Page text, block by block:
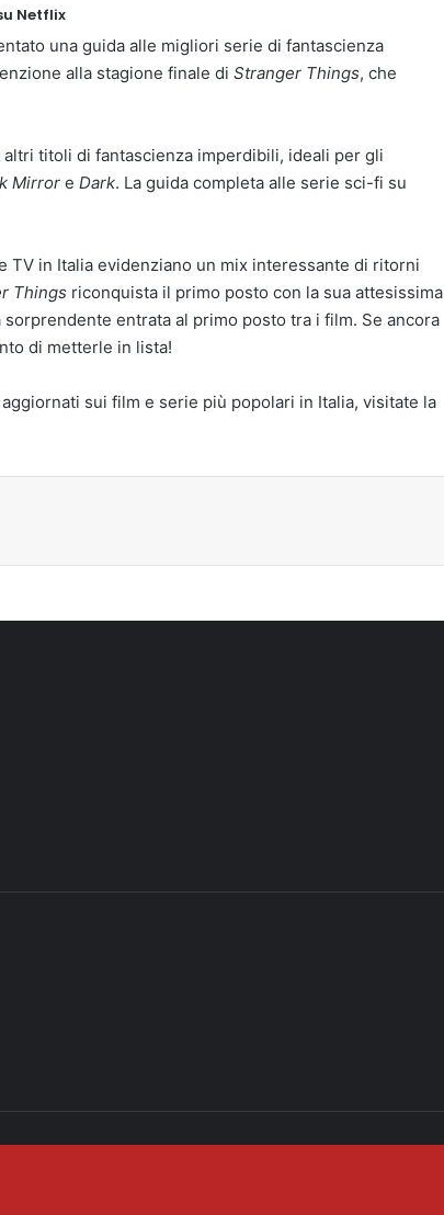
Netflix
una guida alle migliori serie di fantascienza
alla stagione finale di Stranger Things, che
altri titoli di fantascienza imperdibili, ideali per gli
Mirror e Dark. La guida completa alle serie sci-fi su
TV in Italia evidenziano un mix interessante di ritorni
Things riconquista il primo posto con la sua attesissima
sorprendente entrata al primo posto tra i film. Se ancora
di metterle in lista!
sui film e serie più popolari in Italia, visitate la